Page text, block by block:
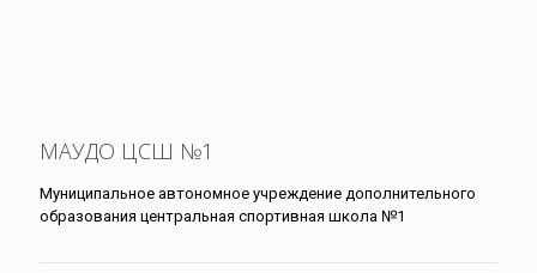
МАУДО ЦСШ №1
Муниципальное автономное учреждение дополнительного
образования центральная спортивная школа №1